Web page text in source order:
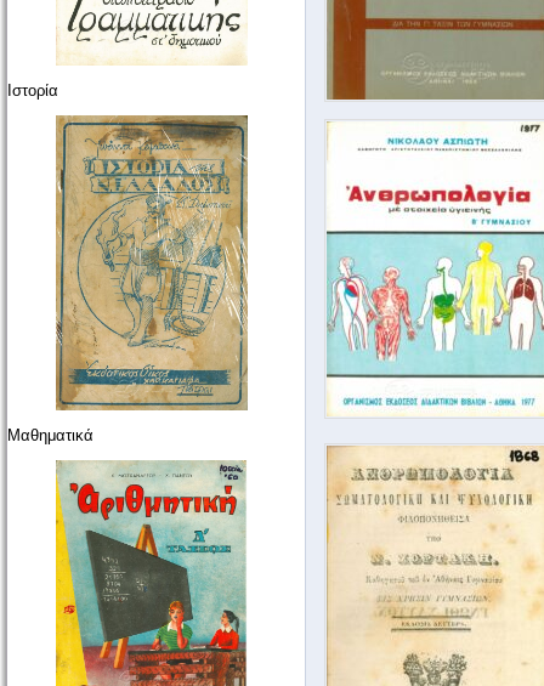
Ιστορία
Μαθηματικά